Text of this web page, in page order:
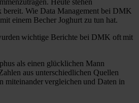
Heute stehen
Wie Data Management bei DMK
einem Becher Joghurt zu tun hat.
wichtige Berichte bei DMK oft mit
als einen glücklichen Mann
aus unterschiedlichen Quellen
miteinander vergleichen und Daten in